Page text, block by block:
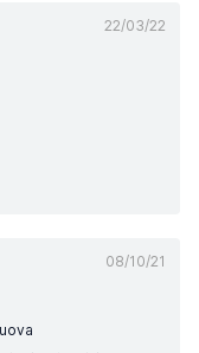
22/03/22
08/10/21